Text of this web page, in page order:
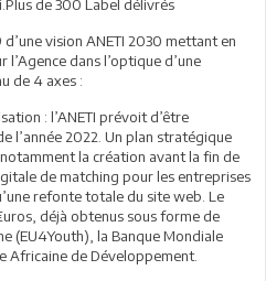
de 300 Label délivrés
vision ANETI 2030 mettant en
dans l’optique d’une
de 4 axes :
: l’ANETI prévoit d’être
l’année 2022. Un plan stratégique
la création avant la fin de
de matching pour les entreprises
refonte totale du site web. Le
déjà obtenus sous forme de
(EU4Youth), la Banque Mondiale
Africaine de Développement.